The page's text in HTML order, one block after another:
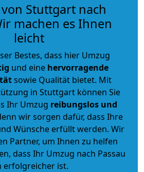
Stuttgart nach
machen es Ihnen
leicht
Bestes, dass hier Umzug
und eine hervorragende
sowie Qualität bietet. Mit
in Stuttgart können Sie
Ihr Umzug reibungslos und
wir sorgen dafür, dass Ihre
Wünsche erfüllt werden. Wir
Partner, um Ihnen zu helfen
dass Ihr Umzug nach Passau
erfolgreicher ist.